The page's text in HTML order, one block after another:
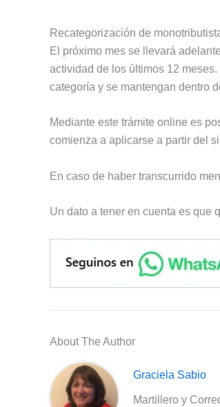
Recategorización de
El próximo mes se llevará
actividad de los últimos 12
categoría y se mantengan dentro
Mediante este trámite online es
comienza a aplicarse a partir del
En caso de haber transcurrido
Un dato a tener en cuenta es que
About The Author
Graciela Sabio
Martillero y